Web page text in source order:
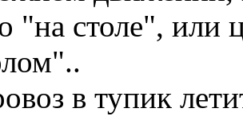
"на столе", или
в тупик